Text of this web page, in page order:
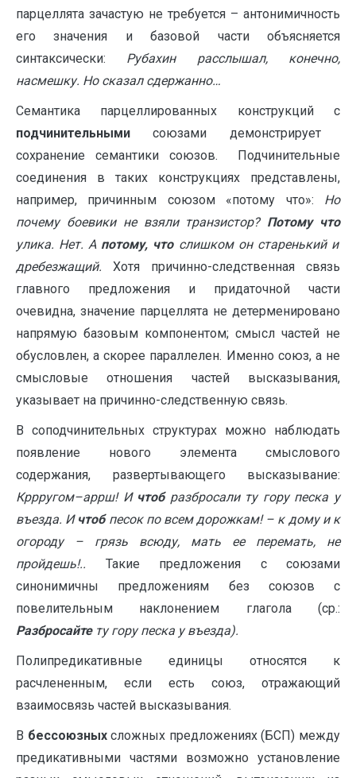
парцеллята зачастую не требуется – антонимичность
его значения и базовой части объясняется
синтаксически: Рубахин расслышал, конечно,
насмешку. Но сказал сдержанно…
Семантика парцеллированных конструкций с
подчинительнымисоюзами демонстрирует
сохранение семантики союзов. Подчинительные
соединения в таких конструкциях представлены,
например, причинным союзом «потому что»: Но
почему боевики не взяли транзистор? Потому что
улика. Нет.А потому, чтослишком он старенький и
дребезжащий. Хотя причинно-следственная связь
главного предложения и придаточной части
очевидна, значение парцеллята не детерменировано
напрямую базовым компонентом; смысл частей не
обусловлен, а скорее параллелен. Именно союз, а не
смысловые отношения частей высказывания,
указывает на причинно-следственную связь.
В соподчинительных структурах можно наблюдать
появление нового элемента смыслового
содержания, развертывающего высказывание:
Кррругом–аррш! И чтобразбросали ту гору песка у
въезда. И чтоб песок по всем дорожкам!– к дому и к
огороду – грязь всюду, мать ее перемать, не
пройдешь!.. Такие предложения с союзами
синонимичны предложениям без союзов с
повелительным наклонением глагола (ср.:
Разбросайтету гору песка у въезда).
Полипредикативные единицы относятся к
расчлененным, если есть союз, отражающий
взаимосвязь частей высказывания.
В бессоюзныхсложных предложениях (БСП) между
предикативными частями возможно установление